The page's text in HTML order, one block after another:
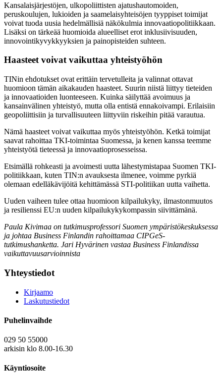
Kansalaisjärjestöjen, ulkopoliittisten ajatushautomoiden,
peruskoulujen, lukioiden ja saamelaisyhteisöjen tyyppiset toimijat
voivat tuoda uusia hedelmällisiä näkökulmia innovaatiopolitiikkaan.
Lisäksi on tärkeää huomioida alueelliset erot inklusiivisuuden,
innovointikyvykkyyksien ja painopisteiden suhteen.
Haasteet voivat vaikuttaa yhteistyöhön
TINin ehdotukset ovat erittäin tervetulleita ja valinnat ottavat
huomioon tämän aikakauden haasteet. Suurin niistä liittyy tieteiden
ja innovaatioiden luonteeseen. Kuinka säilyttää avoimuus ja
kansainvälinen yhteistyö, mutta olla entistä ennakoivampi. Erilaisiin
geopoliittisiin ja turvallisuuteen liittyviin riskeihin pitää varautua.
Nämä haasteet voivat vaikuttaa myös yhteistyöhön. Ketkä toimijat
saavat rahoittaa TKI-toimintaa Suomessa, ja kenen kanssa teemme
yhteistyötä tieteessä ja innovaatioprosesseissa.
Etsimällä rohkeasti ja avoimesti uutta lähestymistapaa Suomen TKI-
politiikkaan, kuten TIN:n avauksesta ilmenee, voimme pyrkiä
olemaan edelläkävijöitä kehittämässä STI-politiikan uutta vaihetta.
Uuden vaiheen tulee ottaa huomioon kilpailukyky, ilmastonmuutos
ja resilienssi EU:n uuden kilpailukykykompassin siivittämänä.
Paula Kivimaa on tutkimusprofessori Suomen ympäristökeskuksessa
ja johtaa Business Finlandin rahoittamaa CIPGeS-
tutkimushanketta. Jari Hyvärinen vastaa Business Finlandissa
vaikuttavuusarvioinnista
Yhteystiedot
Kirjaamo
Laskutustiedot
Puhelinvaihde
029 50 55000
arkisin klo 8.00-16.30
Käyntiosoite